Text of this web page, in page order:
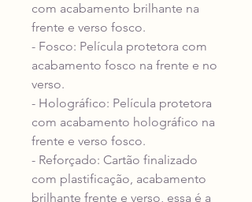
com acabamento brilhante na
frente e verso fosco.
- Fosco: Película protetora com
acabamento fosco na frente e no
verso.
- Holográfico: Película protetora
com acabamento holográfico na
frente e verso fosco.
- Reforçado: Cartão finalizado
com plastificação, acabamento
brilhante frente e verso, essa é a